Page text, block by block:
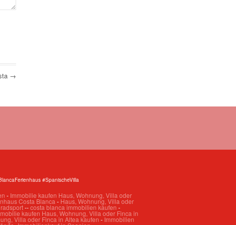
→
#SpanischeVilla
- Immobilie kaufen Haus, Wohnung, Villa oder
Costa Blanca - Haus, Wohnung, Villa oder
--costa blanca immobilien kaufen -
kaufen Haus, Wohnung, Villa oder Finca in
Villa oder Finca in Altea kaufen - Immobilien